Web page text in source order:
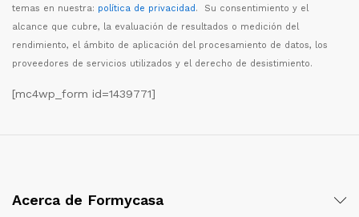
temas en nuestra: política de privacidad. Su consentimiento y el
alcance que cubre, la evaluación de resultados o medición del
rendimiento, el ámbito de aplicación del procesamiento de datos, los
proveedores de servicios utilizados y el derecho de desistimiento.
[mc4wp_form id=1439771]
Acerca de Formycasa